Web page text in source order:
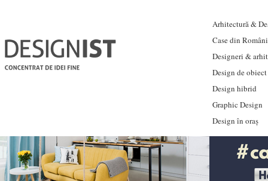
Arhitectură &
Case din
Designeri &
Design de obiect
Design hibrid
Graphic Design
Design în oraș